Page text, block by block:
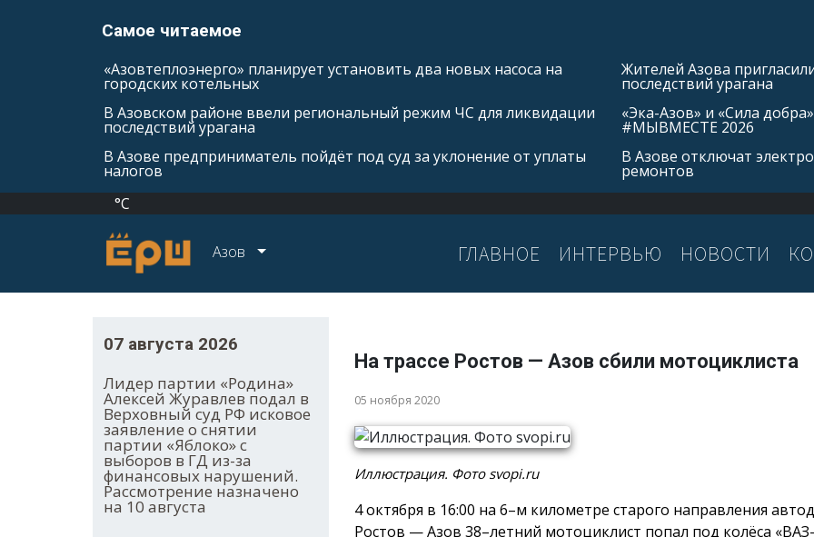
Самое читаемое
«Азовтеплоэнерго» планирует установить два новых насоса на
городских котельных
В Азовском районе ввели региональный режим ЧС для ликвидации
последствий урагана
В Азове предприниматель пойдёт под суд за уклонение от уплаты
налогов
Жителей Азова
последствий урагана
«Эка-Азов» и «Сила
#МЫВМЕСТЕ 2026
В Азове отключат
ремонтов
°C
Азов ГЛАВНОЕ ИНТЕРВЬЮ НОВОСТИ
07 августа 2026
Лидер партии «Родина»
Алексей Журавлев подал в
Верховный суд РФ исковое
заявление о снятии
партии «Яблоко» с
выборов в ГД из-за
финансовых нарушений.
Рассмотрение назначено
на 10 августа
На трассе Ростов — Азов сбили мотоциклиста
05 ноября 2020
Иллюстрация. Фото svopi.ru
4 октября в 16:00 на 6–м километре старого направления
Ростов — Азов 38–летний мотоциклист попал под колёса